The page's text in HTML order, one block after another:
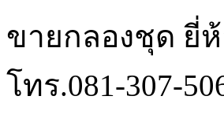
ขายกลองชุด ยี่ห้
โทร.081-307-